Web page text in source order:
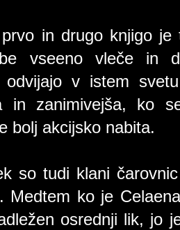
in drugo knjigo
vseeno vleče in
v istem
in zanimivejša, ko
bolj akcijsko nabita.
so tudi klani
Medtem ko je
osrednji lik, jo